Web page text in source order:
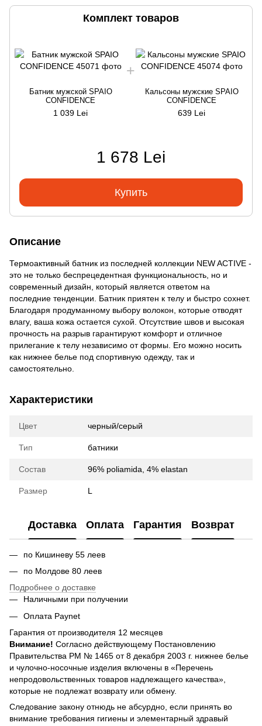
Комплект товаров
Батник мужской SPAIO
CONFIDENCE
1 039 Lei
Кальсоны мужские SPAIO
CONFIDENCE
639 Lei
1 678 Lei
Купить
Описание
Термоактивный батник из последней коллекции NEW ACTIVE -
это не только беспрецедентная функциональность, но и
современный дизайн, который является ответом на
последние тенденции. Батник приятен к телу и быстро сохнет.
Благодаря продуманному выбору волокон, которые отводят
влагу, ваша кожа остается сухой. Отсутствие швов и высокая
прочность на разрыв гарантируют комфорт и отличное
прилегание к телу независимо от формы. Его можно носить
как нижнее белье под спортивную одежду, так и
самостоятельно.
Характеристики
Цвет черный/серый
Тип батники
Состав 96% poliamidа, 4% elastan
Размер L
Доставка Оплата Гарантия Возврат
по Кишиневу 55 леев
по Молдове 80 леев
Подробнее о доставке
Наличными при получении
Оплата Paynet
Гарантия от производителя 12 месяцев
Внимание! Согласно действующему Постановлению
Правительства РМ № 1465 от 8 декабря 2003 г. нижнее белье
и чулочно-носочные изделия включены в «Перечень
непродовольственных товаров надлежащего качества»,
которые не подлежат возврату или обмену.
Следование закону отнюдь не абсурдно, если принять во
внимание требования гигиены и элементарный здравый